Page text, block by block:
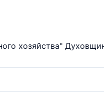
хозяйства"